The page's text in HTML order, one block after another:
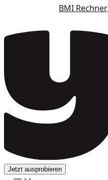
BMI Rechner
Jetzt ausprobieren